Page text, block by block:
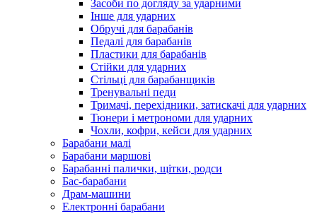
Засоби по догляду за ударними
Інше для ударних
Обручі для барабанів
Педалі для барабанів
Пластики для барабанів
Стійки для ударних
Стільці для барабанщиків
Тренувальні педи
Тримачі, перехідники, затискачі для ударних
Тюнери і метрономи для ударних
Чохли, кофри, кейси для ударних
Барабани малі
Барабани маршові
Барабанні палички, щітки, родси
Бас-барабани
Драм-машини
Електронні барабани